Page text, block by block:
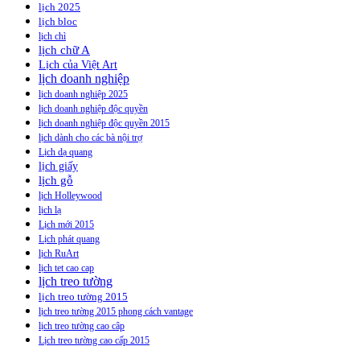
lịch 2025
lịch bloc
lịch chì
lịch chữ A
Lịch của Việt Art
lịch doanh nghiệp
lịch doanh nghiệp 2025
lịch doanh nghiệp độc quyền
lịch doanh nghiệp độc quyền 2015
lịch dành cho các bà nội trợ
Lịch dạ quang
lịch giấy
lịch gỗ
lịch Holleywood
lịch lạ
Lịch mới 2015
Lịch phát quang
lịch RuArt
lịch tet cao cap
lịch treo tường
lịch treo tường 2015
lịch treo tường 2015 phong cách vantage
lịch treo tường cao câp
Lịch treo tường cao cấp 2015